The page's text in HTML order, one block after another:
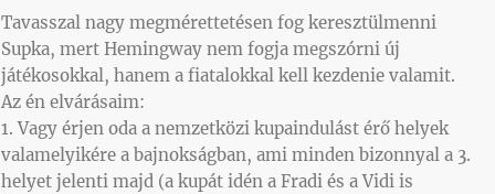
Tavasszal nagy megmérettetésen fog keresztülmenni
Supka, mert Hemingway nem fogja megszórni új
játékosokkal, hanem a fiatalokkal kell kezdenie valamit.
Az én elvárásaim:
1. Vagy érjen oda a nemzetközi kupaindulást érő helyek
valamelyikére a bajnokságban, ami minden bizonnyal a 3.
helyet jelenti majd (a kupát idén a Fradi és a Vidi is